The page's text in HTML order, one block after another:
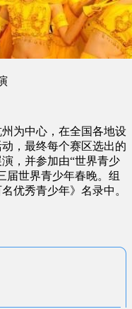
为中心，在全国各地设
，最终每个赛区选出的
，并参加由“世界青少
届世界青少年春晚。组
优秀青少年》名录中。